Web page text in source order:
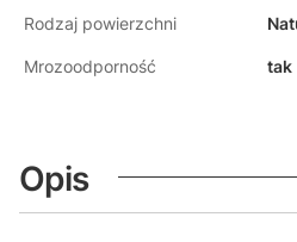
Rodzaj powierzchni
Mrozoodporność tak
Opis